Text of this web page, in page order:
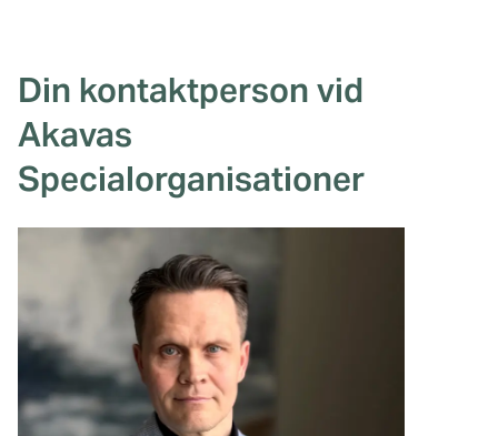
Din kontaktperson vid
Akavas
Specialorganisationer